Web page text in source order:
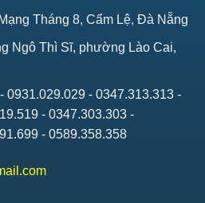
Tháng 8, Cẩm Lệ, Đà Nẵng
Ngô Thì Sĩ, phường Lào Cai,
0931.029.029 - 0347.313.313 -
- 0347.303.303 -
- 0589.358.358